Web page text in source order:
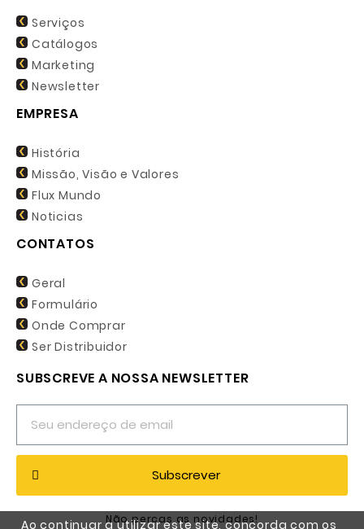
Ao continuar a utilizar este site, concorda com os
Serviços
Catálogos
Marketing
Newsletter
EMPRESA
História
Missão, Visão e Valores
Flux Mundo
Noticias
CONTATOS
Geral
Formulário
Onde Comprar
Ser Distribuidor
SUBSCREVE A NOSSA NEWSLETTER
Subscrever
Não percas as novidades!